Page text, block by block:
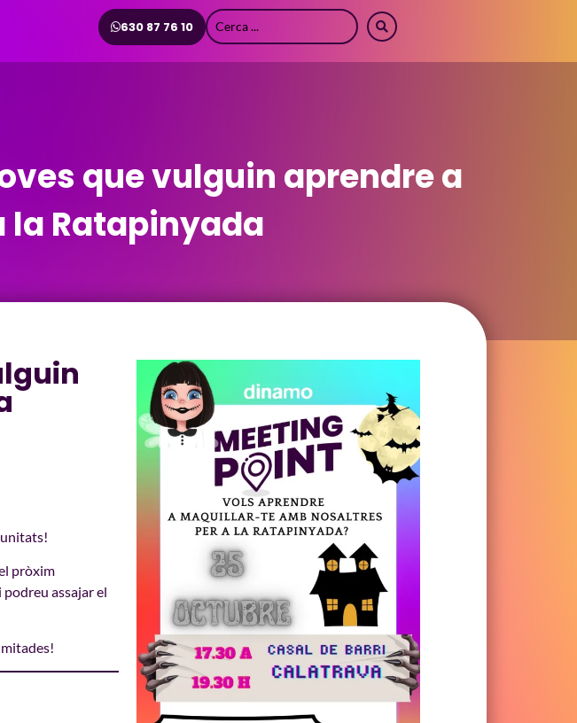
630 87 76 10
que vulguin aprendre a
Ratapinyada
pròxim
i podreu assajar el